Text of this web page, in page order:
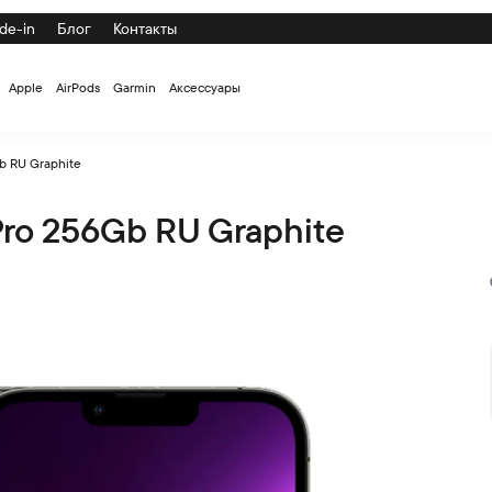
in Блог Контакты
Apple AirPods Garmin Аксессуары
RU Graphite
256Gb RU Graphite
низкой цене с доставкой и самовывозом по СПб и